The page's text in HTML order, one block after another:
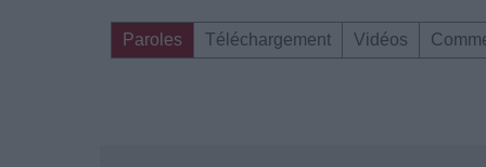
Paroles Téléchargement Vidéos